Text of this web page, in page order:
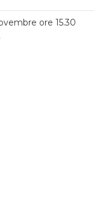
ore 15.30